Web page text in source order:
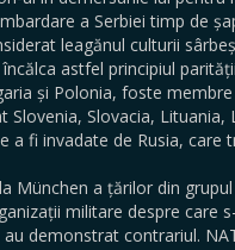
a Serbiei timp de
leagănul culturii
astfel principiul
și Polonia, foste
Slovenia, Slovacia,
a fi invadate de Rusia, care
München a țărilor din
militare despre care
au demonstrat contrariul.